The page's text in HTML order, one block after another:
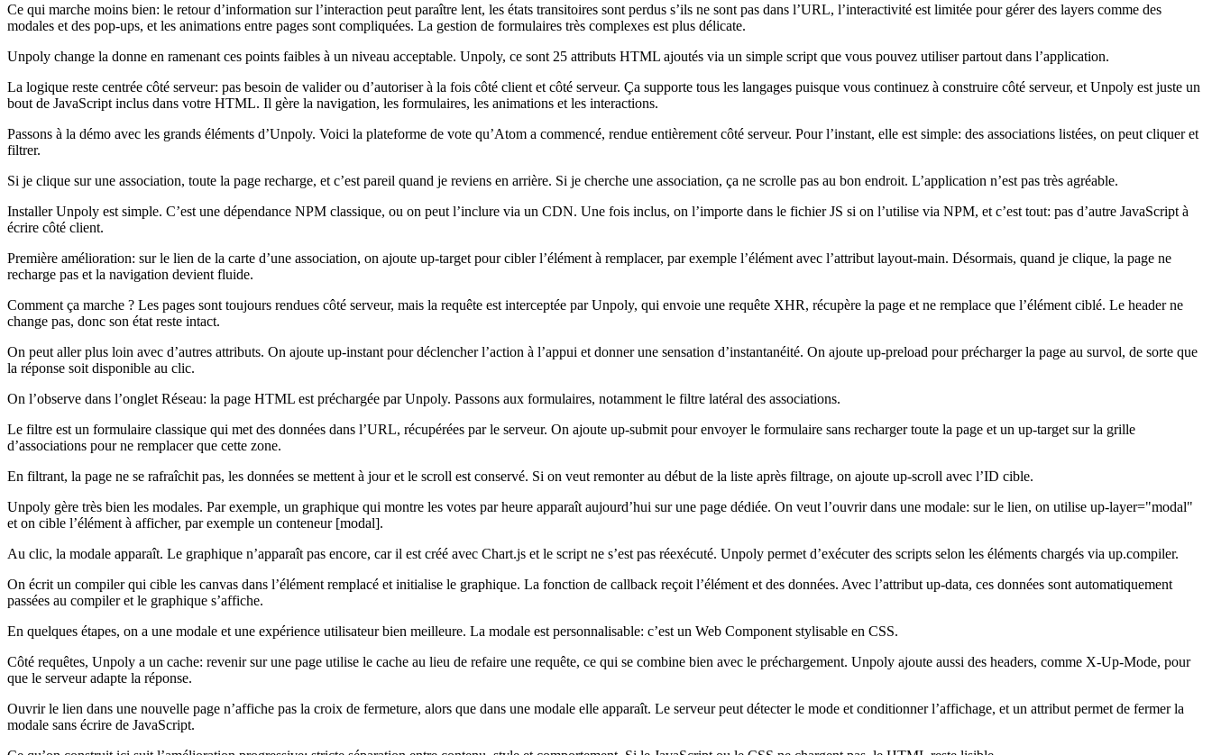
Ce qui marche moins bien: le retour d’information sur l’interaction peut paraître lent, les états transitoires sont perdus s’ils ne sont pas dans l’URL, l’interactivité est limitée pour gérer des layers comme des
modales et des pop‑ups, et les animations entre pages sont compliquées. La gestion de formulaires très complexes est plus délicate.
Unpoly change la donne en ramenant ces points faibles à un niveau acceptable. Unpoly, ce sont 25 attributs HTML ajoutés via un simple script que vous pouvez utiliser partout dans l’application.
La logique reste centrée côté serveur: pas besoin de valider ou d’autoriser à la fois côté client et côté serveur. Ça supporte tous les langages puisque vous continuez à construire côté serveur, et Unpoly est juste un
bout de JavaScript inclus dans votre HTML. Il gère la navigation, les formulaires, les animations et les interactions.
Passons à la démo avec les grands éléments d’Unpoly. Voici la plateforme de vote qu’Atom a commencé, rendue entièrement côté serveur. Pour l’instant, elle est simple: des associations listées, on peut cliquer et
filtrer.
Si je clique sur une association, toute la page recharge, et c’est pareil quand je reviens en arrière. Si je cherche une association, ça ne scrolle pas au bon endroit. L’application n’est pas très agréable.
Installer Unpoly est simple. C’est une dépendance NPM classique, ou on peut l’inclure via un CDN. Une fois inclus, on l’importe dans le fichier JS si on l’utilise via NPM, et c’est tout: pas d’autre JavaScript à
écrire côté client.
Première amélioration: sur le lien de la carte d’une association, on ajoute up-target pour cibler l’élément à remplacer, par exemple l’élément avec l’attribut layout-main. Désormais, quand je clique, la page ne
recharge pas et la navigation devient fluide.
Comment ça marche ? Les pages sont toujours rendues côté serveur, mais la requête est interceptée par Unpoly, qui envoie une requête XHR, récupère la page et ne remplace que l’élément ciblé. Le header ne
change pas, donc son état reste intact.
On peut aller plus loin avec d’autres attributs. On ajoute up-instant pour déclencher l’action à l’appui et donner une sensation d’instantanéité. On ajoute up-preload pour précharger la page au survol, de sorte que
la réponse soit disponible au clic.
On l’observe dans l’onglet Réseau: la page HTML est préchargée par Unpoly. Passons aux formulaires, notamment le filtre latéral des associations.
Le filtre est un formulaire classique qui met des données dans l’URL, récupérées par le serveur. On ajoute up-submit pour envoyer le formulaire sans recharger toute la page et un up-target sur la grille
d’associations pour ne remplacer que cette zone.
En filtrant, la page ne se rafraîchit pas, les données se mettent à jour et le scroll est conservé. Si on veut remonter au début de la liste après filtrage, on ajoute up-scroll avec l’ID cible.
Unpoly gère très bien les modales. Par exemple, un graphique qui montre les votes par heure apparaît aujourd’hui sur une page dédiée. On veut l’ouvrir dans une modale: sur le lien, on utilise up-layer="modal"
et on cible l’élément à afficher, par exemple un conteneur [modal].
Au clic, la modale apparaît. Le graphique n’apparaît pas encore, car il est créé avec Chart.js et le script ne s’est pas réexécuté. Unpoly permet d’exécuter des scripts selon les éléments chargés via up.compiler.
On écrit un compiler qui cible les canvas dans l’élément remplacé et initialise le graphique. La fonction de callback reçoit l’élément et des données. Avec l’attribut up-data, ces données sont automatiquement
passées au compiler et le graphique s’affiche.
En quelques étapes, on a une modale et une expérience utilisateur bien meilleure. La modale est personnalisable: c’est un Web Component stylisable en CSS.
Côté requêtes, Unpoly a un cache: revenir sur une page utilise le cache au lieu de refaire une requête, ce qui se combine bien avec le préchargement. Unpoly ajoute aussi des headers, comme X-Up-Mode, pour
que le serveur adapte la réponse.
Ouvrir le lien dans une nouvelle page n’affiche pas la croix de fermeture, alors que dans une modale elle apparaît. Le serveur peut détecter le mode et conditionner l’affichage, et un attribut permet de fermer la
modale sans écrire de JavaScript.